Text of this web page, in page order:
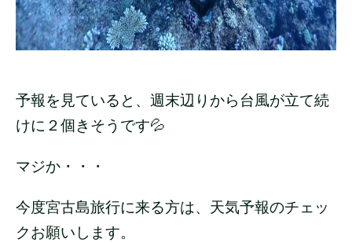
予報を見ていると、週末辺りから台風が立て続
けに２個きそうです💦
マジか・・・
今度宮古島旅行に来る方は、天気予報のチェッ
クお願いします。